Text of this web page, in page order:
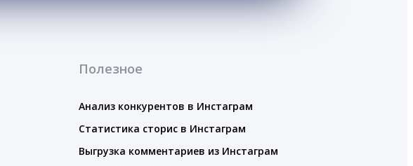
Полезное
Анализ конкурентов в Инстаграм
Статистика сторис в Инстаграм
Выгрузка комментариев из Инстаграм